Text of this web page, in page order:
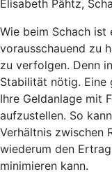
Elisabeth Pähtz,
Wie beim Schach ist
vorausschauend zu
zu verfolgen. Denn
Stabilität nötig. Eine
Ihre Geldanlage mit
aufzustellen. So
Verhältnis zwischen
wiederum den
minimieren kann.